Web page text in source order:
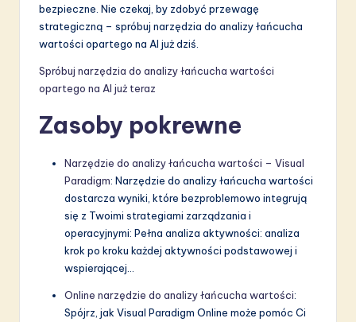
bezpieczne. Nie czekaj, by zdobyć przewagę
strategiczną – spróbuj narzędzia do analizy łańcucha
wartości opartego na AI już dziś.
Spróbuj narzędzia do analizy łańcucha wartości
opartego na AI już teraz
Zasoby pokrewne
Narzędzie do analizy łańcucha wartości – Visual
Paradigm: Narzędzie do analizy łańcucha wartości
dostarcza wyniki, które bezproblemowo integrują
się z Twoimi strategiami zarządzania i
operacyjnymi: Pełna analiza aktywności: analiza
krok po kroku każdej aktywności podstawowej i
wspierającej…
Online narzędzie do analizy łańcucha wartości:
Spójrz, jak Visual Paradigm Online może pomóc Ci